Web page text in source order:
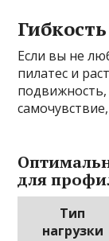
Если вы не
пилатес и
для
Тип
нагрузки